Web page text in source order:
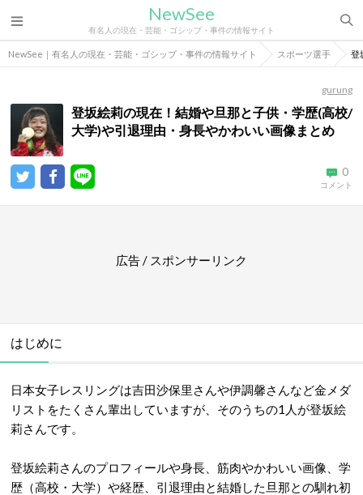
NewSee
有名人の現在・芸能・ゴシップ・事件の情報サイト
NewSee｜有名人の現在・芸能・ゴシップ・事件の情報サイト スポーツ選手 登
gurung
登坂絵莉の現在！結婚や旦那と子供・学歴(高校/
大学)や引退理由・身長やかわいい画像まとめ
0
コメント
広告 / スポンサーリンク
はじめに
日本女子レスリングは吉田沙保里さんや伊調馨さんなど金メダ
リストをたくさん輩出していますが、そのうちの1人が登坂絵
莉さんです。
登坂絵莉さんのプロフィールや身長、筋肉やかわいい画像、学
歴（高校・大学）や経歴、引退理由と結婚した旦那との馴れ初